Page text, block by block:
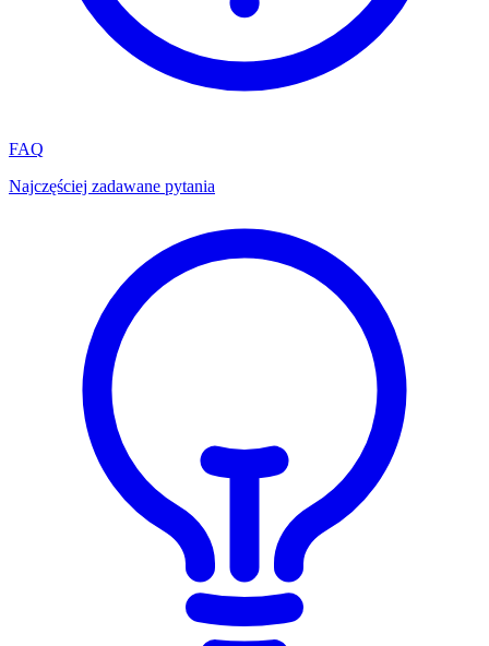
FAQ
Najczęściej zadawane pytania